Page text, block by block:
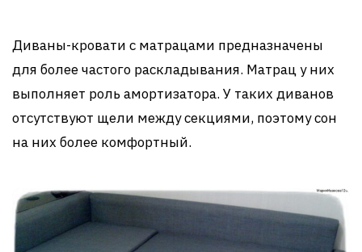
Диваны-кровати с матрацами предназначены
для более частого раскладывания. Матрац у них
выполняет роль амортизатора. У таких диванов
отсутствуют щели между секциями, поэтому сон
на них более комфортный.